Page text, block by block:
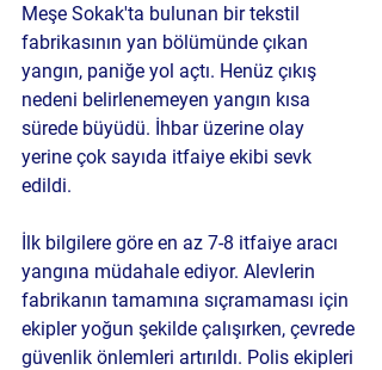
Meşe Sokak'ta bulunan bir tekstil
fabrikasının yan bölümünde çıkan
yangın, paniğe yol açtı. Henüz çıkış
nedeni belirlenemeyen yangın kısa
sürede büyüdü. İhbar üzerine olay
yerine çok sayıda itfaiye ekibi sevk
edildi.
İlk bilgilere göre en az 7-8 itfaiye aracı
yangına müdahale ediyor. Alevlerin
fabrikanın tamamına sıçramaması için
ekipler yoğun şekilde çalışırken, çevrede
güvenlik önlemleri artırıldı. Polis ekipleri